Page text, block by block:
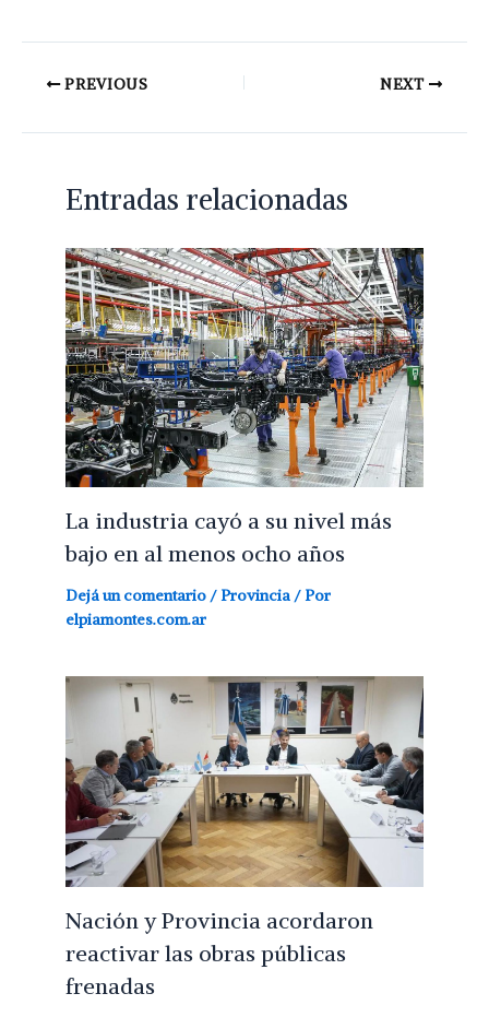
PREVIOUS NEXT
Entradas relacionadas
La industria cayó a su nivel más
bajo en al menos ocho años
Dejá un comentario / Provincia / Por
elpiamontes.com.ar
Nación y Provincia acordaron
reactivar las obras públicas
frenadas